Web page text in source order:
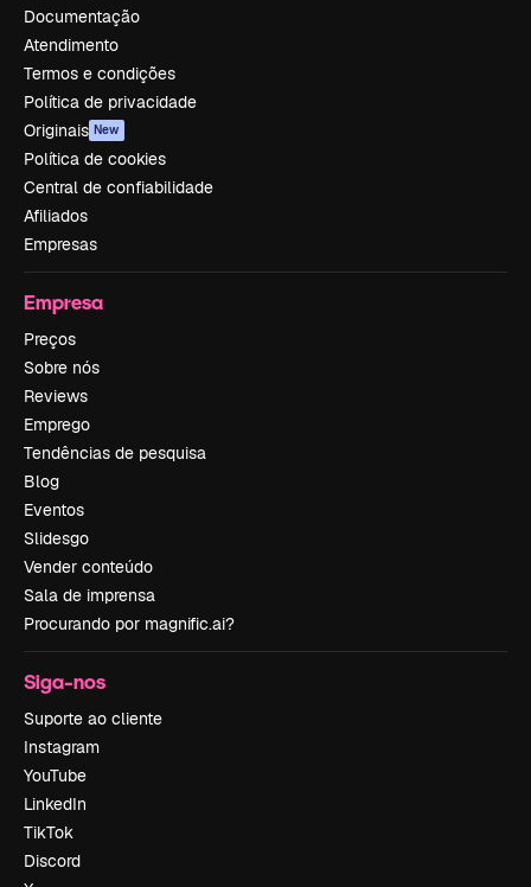
Documentação
Atendimento
Termos e condições
Política de privacidade
Originais New
Política de cookies
Central de confiabilidade
Afiliados
Empresas
Empresa
Preços
Sobre nós
Reviews
Emprego
Tendências de pesquisa
Blog
Eventos
Slidesgo
Vender conteúdo
Sala de imprensa
Procurando por magnific.ai?
Siga-nos
Suporte ao cliente
Instagram
YouTube
LinkedIn
TikTok
Discord